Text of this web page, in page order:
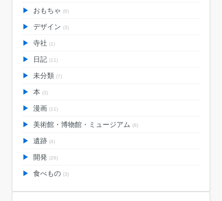
おもちゃ (6)
デザイン (3)
寺社 (1)
日記 (11)
未分類 (7)
本 (3)
漫画 (11)
美術館・博物館・ミュージアム (8)
遺跡 (4)
開発 (26)
食べもの (3)